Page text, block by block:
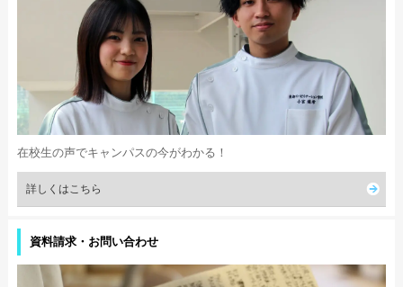
在校生の声でキャンパスの今がわかる！
詳しくはこちら
資料請求・お問い合わせ